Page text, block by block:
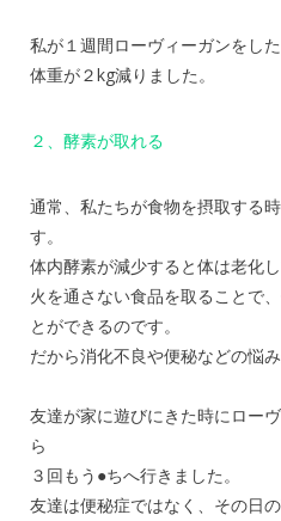
私が１週間ローヴィーガンをし
体重が２kg減りました。
２、酵素が取れる
通常、私たちが食物を摂取する
す。
体内酵素が減少すると体は老化し
火を通さない食品を取ることで
とができるのです。
だから消化不良や便秘などの悩
友達が家に遊びにきた時にロー
ら
３回もう●ちへ行きました。
友達は便秘症ではなく、その日